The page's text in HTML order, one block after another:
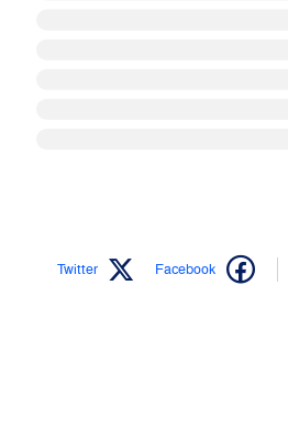
Twitter